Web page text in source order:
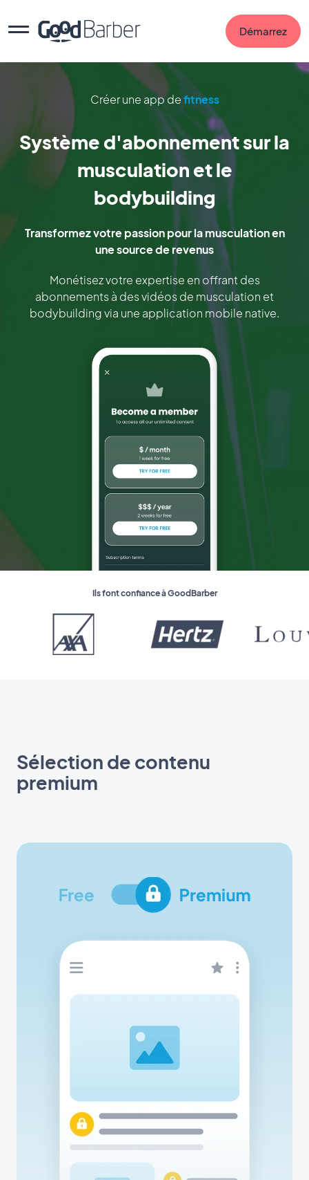
Démarrez
Créer une app defitness
Système d'abonnement sur la
musculation et le
bodybuilding
Transformez votre passion pour la musculation en
une source de revenus
Monétisez votre expertise en offrant des
abonnements à des vidéos de musculation et
bodybuilding via une application mobile native.
Ils font confiance à GoodBarber
Sélection de contenu
premium